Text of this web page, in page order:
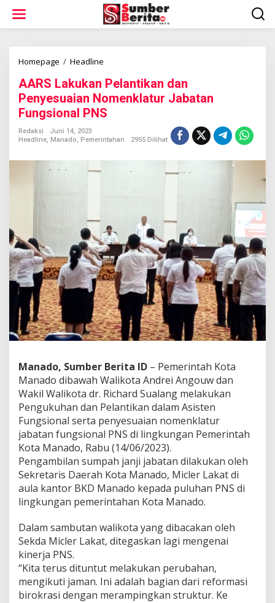
w
Homepage / Headline
R
S
L
a
u
a
n
t
i
k
a
n
d
a
n
P
e
e
s
u
a
a
n
N
o
m
e
n
k
a
t
u
J
a
b
AARS Lakukan Pelantikan dan
Penyesuaian Nomenklatur Jabatan
Fungsional PNS
Redaksi
Juni 14, 2023
Headline, Manado, Pemerintahan 2955 Dilihat
Manado, Sumber Berita ID – Pemerintah Kota
Manado dibawah Walikota Andrei Angouw dan
Wakil Walikota dr. Richard Sualang melakukan
Pengukuhan dan Pelantikan dalam Asisten
Fungsional serta penyesuaian nomenklatur
jabatan fungsional PNS di lingkungan Pemerintah
Kota Manado, Rabu (14/06/2023).
Pengambilan sumpah janji jabatan dilakukan oleh
Sekretaris Daerah Kota Manado, Micler Lakat di
aula kantor BKD Manado kepada puluhan PNS di
lingkungan pemerintahan Kota Manado.
Dalam sambutan walikota yang dibacakan oleh
Sekda Micler Lakat, ditegaskan lagi mengenai
kinerja PNS.
“Kita terus dituntut melakukan perubahan,
mengikuti jaman. Ini adalah bagian dari reformasi
birokrasi dengan merampingkan struktur. Ke